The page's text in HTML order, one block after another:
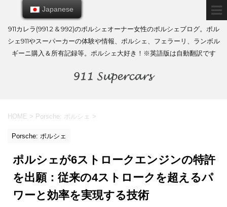
911カレラ(991.2 & 992)のポルシェオーナー女性のポルシェブログ。ポル
シェ911やスーパーカーの体験や情報、ポルシェ、フェラーリ、ランボル
ギーニ購入＆所有記録等。ポルシェ大好き！※英語版は自動翻訳です
HOME > Porsche: ポルシェ >
Porsche: ポルシェ
ポルシェが6ストロークエンジンの特許
を出願：従来の4ストロークを超えるパ
ワーと効率を実現する技術
Japanese
Japanese